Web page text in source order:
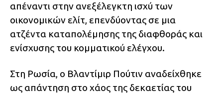
απέναντι στην ανεξέλεγκτη ισχύ των
οικονομικών ελίτ, επενδύοντας σε μια
ατζέντα καταπολέμησης της διαφθοράς και
ενίσχυσης του κομματικού ελέγχου.
Στη Ρωσία, ο Βλαντίμιρ Πούτιν αναδείχθηκε
ως απάντηση στο χάος της δεκαετίας του